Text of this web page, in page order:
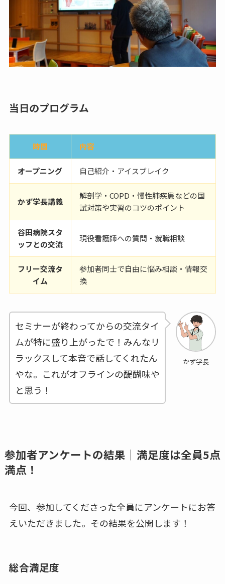
当日のプログラム
時間 内容
オープニング 自己紹介・アイスブレイク
かず学長講義
解剖学・COPD・慢性肺疾患などの国
試対策や実習のコツのポイント
谷田病院スタ
ッフとの交流
現役看護師への質問・就職相談
フリー交流タ
イム
参加者同士で自由に悩み相談・情報交
換
かず学長
セミナーが終わってからの交流タイ
ムが特に盛り上がったで！みんなリ
ラックスして本音で話してくれたん
やな。これがオフラインの醍醐味や
と思う！
参加者アンケートの結果｜満足度は全員5点
満点！
今回、参加してくださった全員にアンケートにお答
えいただきました。その結果を公開します！
総合満足度